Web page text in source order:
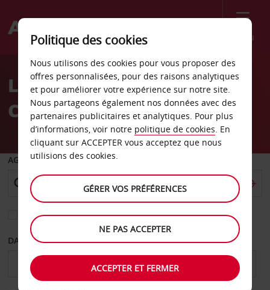
Menu
Welcome
AvisLocation de voiture
Casablanca
AGENCE DE DÉPART
Sélectionnez une autre agence de retour
DATE DE DÉPART DATE DE RETOUR
Politique des cookies
Nous utilisons des cookies pour vous proposer des
offres personnalisées, pour des raisons analytiques
et pour améliorer votre expérience sur notre site.
Nous partageons également nos données avec des
partenaires publicitaires et analytiques. Pour plus
d’informations, voir notre politique de cookies. En
cliquant sur ACCEPTER vous acceptez que nous
utilisions des cookies.
GÉRER VOS PRÉFÉRENCES
NE PAS ACCEPTER
ACCEPTER ET FERMER